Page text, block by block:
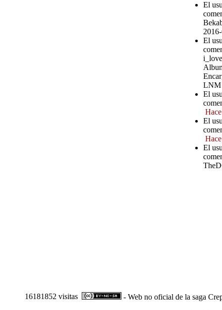
El
El
LNM
El
El
El
16181852 visitas
- Web no oficial de la saga